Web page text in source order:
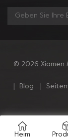
© 2026 Xiamen
Blog
Heim